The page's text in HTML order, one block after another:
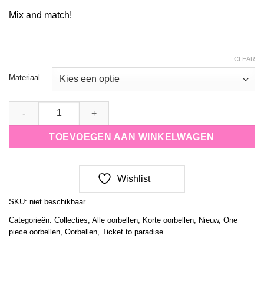
Mix and match!
Materiaal
CLEAR
TOEVOEGEN AAN WINKELWAGEN
Wishlist
SKU: niet beschikbaar
Categorieën: Collecties, Alle oorbellen, Korte oorbellen, Nieuw, One
piece oorbellen, Oorbellen, Ticket to paradise